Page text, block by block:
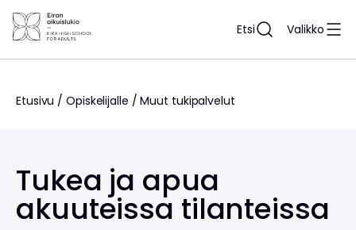
Siirry
sisältöön
Etsi Valikko
Etusivu / Opiskelijalle / Muut tukipalvelut
Tukea ja apua
akuuteissa tilanteissa